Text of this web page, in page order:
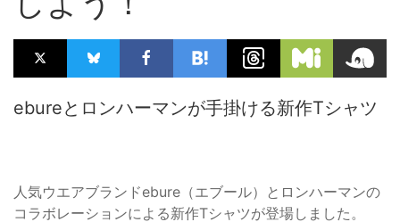
ebureとロンハーマンが手掛ける新作Tシャツ
人気ウエアブランドebure（エブール）とロンハーマンの
コラボレーションによる新作Tシャツが登場しました。